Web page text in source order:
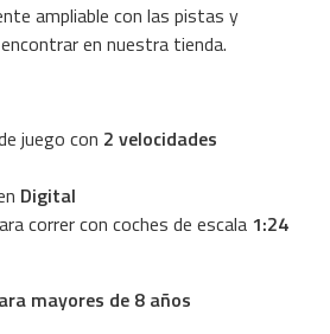
ampliable con las pistas y
en nuestra tienda.
juego con 2 velocidades
Digital
correr con coches de escala 1:24
mayores de 8 años